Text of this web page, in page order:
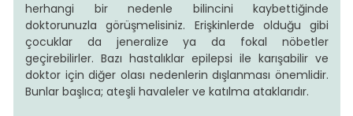
herhangi bir nedenle bilincini kaybettiğinde
doktorunuzla görüşmelisiniz. Erişkinlerde olduğu gibi
çocuklar da jeneralize ya da fokal nöbetler
geçirebilirler. Bazı hastalıklar epilepsi ile karışabilir ve
doktor için diğer olası nedenlerin dışlanması önemlidir.
Bunlar başlıca; ateşli havaleler ve katılma ataklarıdır.